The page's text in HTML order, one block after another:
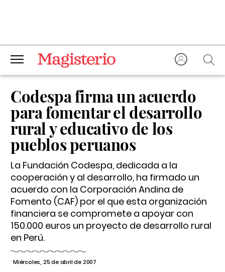
Codespa firma un acuerdo
para fomentar el desarrollo
rural y educativo de los
pueblos peruanos
La Fundación Codespa, dedicada a la
cooperación y al desarrollo, ha firmado un
acuerdo con la Corporación Andina de
Fomento (CAF) por el que esta organización
financiera se compromete a apoyar con
150.000 euros un proyecto de desarrollo rural
en Perú.
Miércoles, 25 de abril de 2007